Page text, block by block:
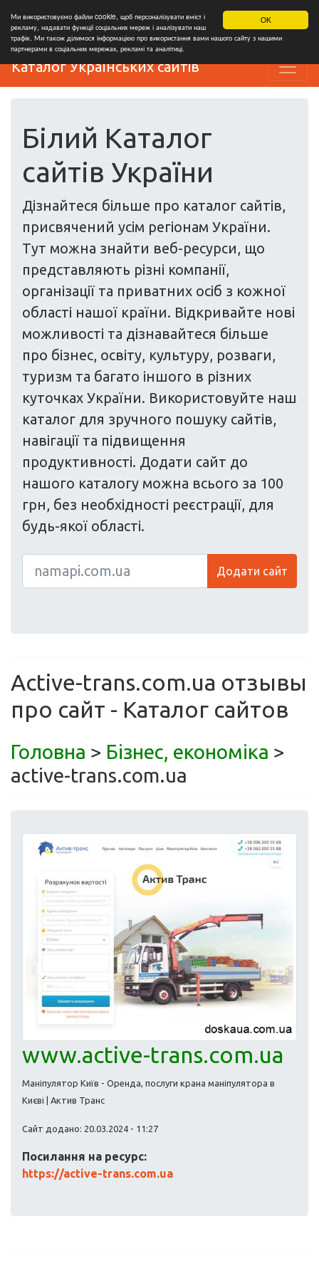
OK
Ми використовуємо файли cookie, щоб персоналізувати вміст і
рекламу, надавати функції соціальних мереж і аналізувати наш
трафік. Ми також ділимося інформацією про використання вами нашого сайту з нашими
партнерами в соціальних мережах, рекламі та аналітиці.
Каталог Українських сайтів
Білий Каталог
сайтів України
Дізнайтеся більше про каталог сайтів,
присвячений усім регіонам України.
Тут можна знайти веб-ресурси, що
представляють різні компанії,
організації та приватних осіб з кожної
області нашої країни. Відкривайте нові
можливості та дізнавайтеся більше
про бізнес, освіту, культуру, розваги,
туризм та багато іншого в різних
куточках України. Використовуйте наш
каталог для зручного пошуку сайтів,
навігації та підвищення
продуктивності. Додати сайт до
нашого каталогу можна всього за 100
грн, без необхідності реєстрації, для
будь-якої області.
Додати сайт
Active-trans.com.ua отзывы
про сайт - Каталог сайтов
Головна > Бізнес, економіка >
active-trans.com.ua
www.active-trans.com.ua
Маніпулятор Київ - Оренда, послуги крана маніпулятора в
Києві | Актив Транс
Сайт додано: 20.03.2024 - 11:27
Посилання на ресурс:
https://active-trans.com.ua